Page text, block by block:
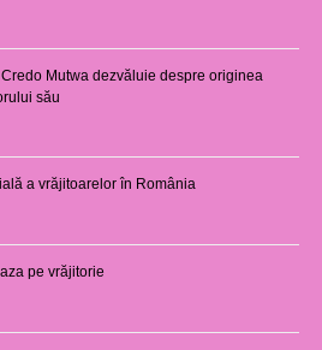
Mutwa dezvăluie despre originea
său
a vrăjitoarelor în România
pe vrăjitorie